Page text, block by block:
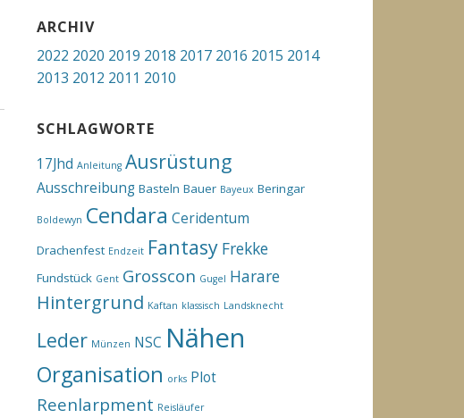
ARCHIV
2022 2020 2019 2018 2017 2016 2015 2014
2013 2012 2011 2010
SCHLAGWORTE
17Jhd Anleitung Ausrüstung
Ausschreibung Basteln Bauer Bayeux Beringar
Boldewyn Cendara Ceridentum
Drachenfest Endzeit Fantasy Frekke
Fundstück Gent Grosscon Gugel Harare
Hintergrund Kaftan klassisch Landsknecht
Leder Münzen NSC Nähen
Organisation orks Plot
Reenlarpment Reisläufer